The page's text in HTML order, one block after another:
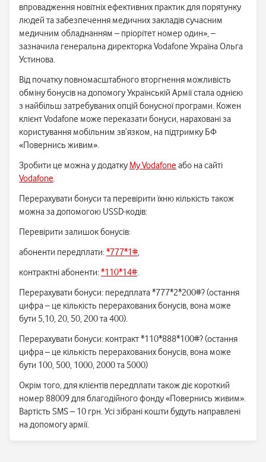
впровадження новітніх ефективних практик для порятунку
людей та забезпечення медичних закладів сучасним
медичним обладнанням – пріорітет номер один», –
зазначила генеральна директорка Vodafone Україна Ольга
Устинова.
Від початку повномасштабного вторгнення можливість
обміну бонусів на допомогу Українській Армії стала однією
з найбільш затребуваних опцій бонусної програми. Кожен
клієнт Vodafone може переказати бонуси, нараховані за
користування мобільним зв’язком, на підтримку БФ
«Повернись живим».
Зробити це можна у додатку My Vodafoneабо на сайті
Vodafone.
Перерахувати бонуси та перевірити їхню кількість також
можна за допомогою USSD-кодів:
Перевірити залишок бонусів:
абоненти передплати:*777*1#,
контрактні абоненти:*110*14#.
Перерахувати бонуси: передплата *777*2*200#? (остання
цифра – це кількість перерахованих бонусів, вона може
бути 5,10, 20, 50, 200 та 400).
Перерахувати бонуси: контракт *110*888*100#? (остання
цифра – це кількість перерахованих бонусів, вона може
бути 100, 500, 1000, 2000 та 5000)
Окрім того, для клієнтів передплати також діє короткий
номер 88009 для благодійного фонду «Повернись живим».
Вартість SMS – 10 грн. Усі зібрані кошти будуть направлені
на допомогу армії.